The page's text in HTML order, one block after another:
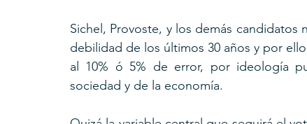
Sichel, Provoste, y los demás
debilidad de los últimos 30 años y por
al 10% ó 5% de error, por ideología
sociedad y de la economía.